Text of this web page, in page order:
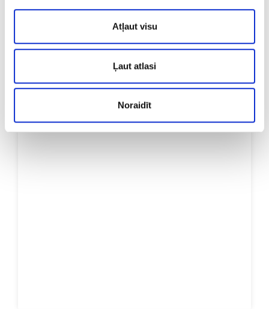
Atļaut visu
Ļaut atlasi
Noraidīt